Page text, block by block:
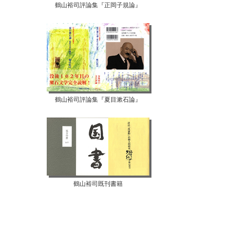
鶴山裕司評論集『正岡子規論』
鶴山裕司評論集『夏目漱石論』
鶴山裕司既刊書籍